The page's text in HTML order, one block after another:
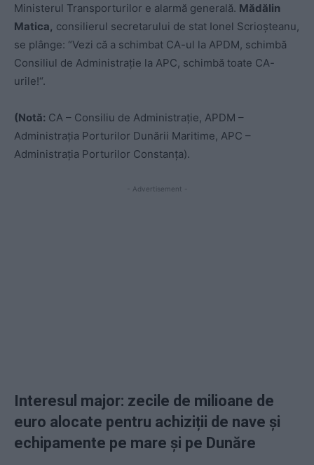
Ministerul Transporturilor e alarmă generală. Mădălin
Matica, consilierul secretarului de stat Ionel Scrioșteanu,
se plânge: “Vezi că a schimbat CA-ul la APDM, schimbă
Consiliul de Administrație la APC, schimbă toate CA-
urile!“.
(Notă: CA – Consiliu de Administrație, APDM –
Administrația Porturilor Dunării Maritime, APC –
Administrația Porturilor Constanța).
- Advertisement -
Interesul major: zecile de milioane de
euro alocate pentru achiziții de nave și
echipamente pe mare și pe Dunăre